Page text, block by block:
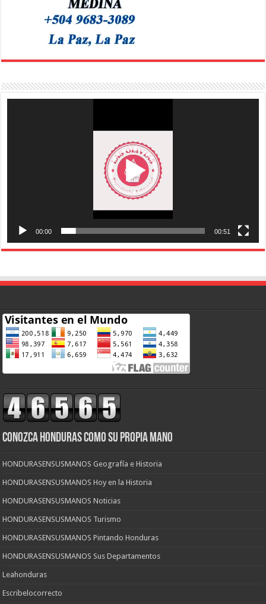
00:00 00:51
CONOZCA HONDURAS COMO SU PROPIA MANO
HONDURASENSUSMANOS Geografía e Historia
HONDURASENSUSMANOS Hoy en la Historia
HONDURASENSUSMANOS Noticias
HONDURASENSUSMANOS Turismo
HONDURASENSUSMANOS Pintando Honduras
HONDURASENSUSMANOS Sus Departamentos
Leahonduras
Escribelocorrecto